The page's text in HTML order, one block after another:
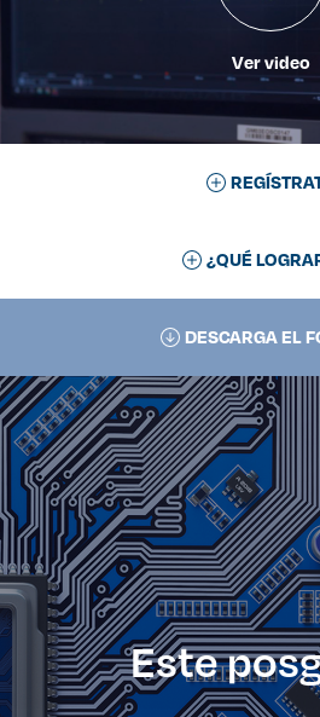
Ver video
¿QUÉ
DESCARGA EL
Este